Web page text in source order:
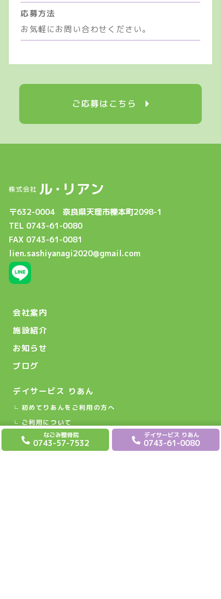
なごみ整骨院
0743-57-7532
デイサービス りあん
0743-61-0080
応募方法
お気軽にお問い合わせください。
ご応募はこちら
〒632-0004 奈良県天理市櫟本町2098-1
TEL 0743-61-0080
FAX 0743-61-0081
lien.sashiyanagi2020@gmail.com
会社案内
施設紹介
お知らせ
ブログ
デイサービス りあん
初めてりあんをご利用の方へ
ご利用について
ご家族の皆様へ